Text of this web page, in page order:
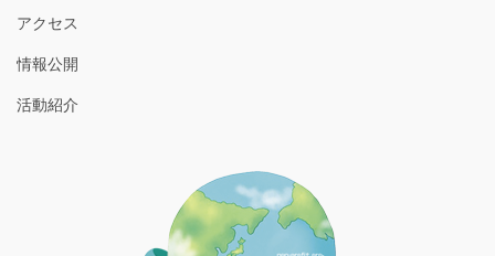
アクセス
情報公開
活動紹介